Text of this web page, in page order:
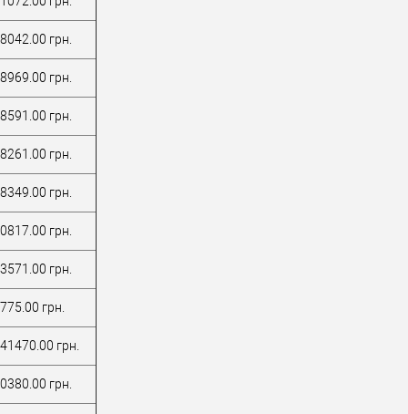
дверей
грн.
грн.
грн.
грн.
грн.
грн.
грн.
грн.
грн.
грн.